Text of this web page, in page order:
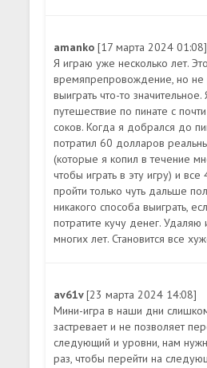
amanko[17 марта 2024 01:08]
Я играю уже несколько лет.
времяпрепровождение, но не
выиграть что-то значительное.
путешествие по пинате с
соков. Когда я добрался до
потратил 60 долларов
(которые я копил в течение
чтобы играть в эту игру) и все
пройти только чуть дальше
никакого способа выиграть,
потратите кучу денег. Удаляю
многих лет. Становится все
av61v[23 марта 2024 14:08]
Мини-игра в наши дни
застревает и не позволяет
следующий и уровни, нам
раз, чтобы перейти на